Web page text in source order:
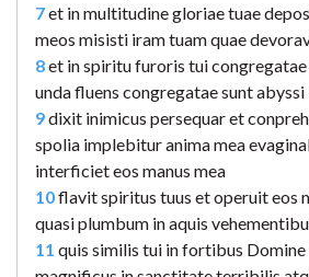
7et in multitudine gloriae tuae
meos misisti iram tuam quae
8et in spiritu furoris tui
unda fluens congregatae sunt
9dixit inimicus persequar et
spolia implebitur anima mea
interficiet eos manus mea
10flavit spiritus tuus et operuit eos
quasi plumbum in aquis
11 quis similis tui in fortibus